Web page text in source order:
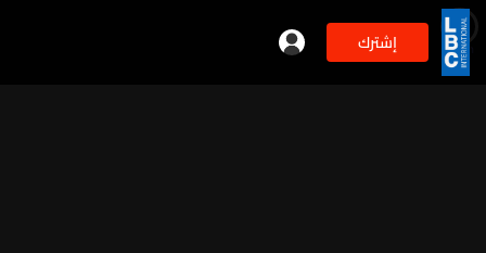
إشترك 2min